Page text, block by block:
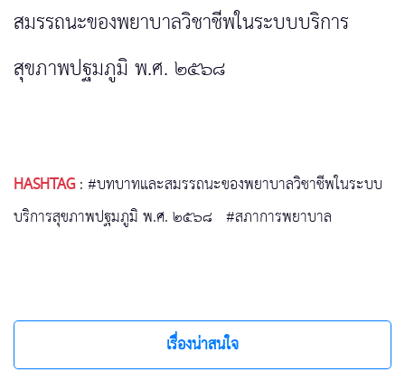
สมรรถนะของพยาบาลวิชาชีพในระบบบริการ
สุขภาพปฐมภูมิ พ.ศ. ๒๕๖๘
HASHTAG:#บทบาทและสมรรถนะของพยาบาลวิชาชีพในระบบ
บริการสุขภาพปฐมภูมิ พ.ศ. ๒๕๖๘ #สภาการพยาบาล
เรื่องน่าสนใจ